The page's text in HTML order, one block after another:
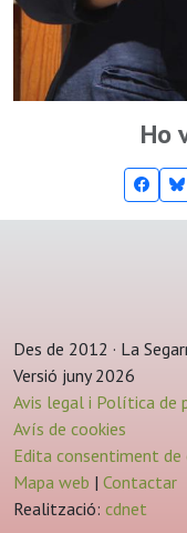
Ho
Des de 2012 · La
Versió juny 2026
Avis legal i Política de
Avís de cookies
Edita consentiment de
Mapa web | Contactar
Realització: cdnet